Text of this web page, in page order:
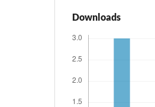
Downloads